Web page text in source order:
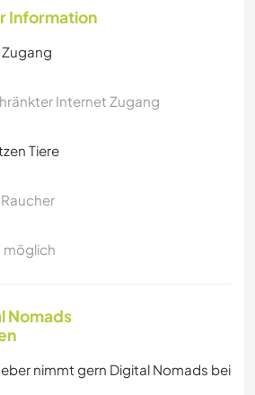
Information
Internet Zugang
Tiere
möglich
Nomads
nimmt gern Digital Nomads bei